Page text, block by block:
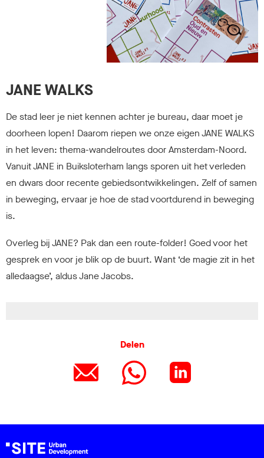
JANE WALKS
De stad leer je niet kennen achter je bureau, daar moet je
doorheen lopen! Daarom riepen we onze eigen JANE WALKS
in het leven: thema-wandelroutes door Amsterdam-Noord.
Vanuit JANE in Buiksloterham langs sporen uit het verleden
en dwars door recente gebiedsontwikkelingen. Zelf of samen
in beweging, ervaar je hoe de stad voortdurend in beweging
is.
Overleg bij JANE? Pak dan een route-folder! Goed voor het
gesprek en voor je blik op de buurt. Want ‘de magie zit in het
alledaagse’, aldus Jane Jacobs.
Delen